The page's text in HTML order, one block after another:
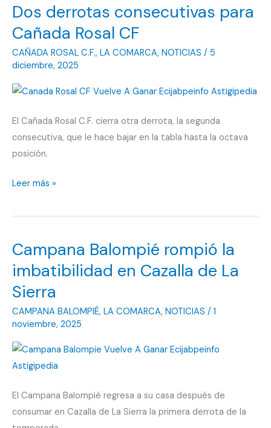
este
sábado
Cazalla
la
Dos derrotas consecutivas para
Cañada Rosal CF
CAÑADA ROSAL C.F., LA COMARCA, NOTICIAS / 5
diciembre, 2025
El Cañada Rosal C.F. cierra otra derrota, la segunda
consecutiva, que le hace bajar en la tabla hasta la octava
posición.
Dos
consecutivas
Cañada
Rosal
Leer más »
Campana Balompié rompió la
imbatibilidad en Cazalla de La
Sierra
CAMPANA BALOMPIÉ, LA COMARCA, NOTICIAS / 1
noviembre, 2025
El Campana Balompié regresa a su casa después de
consumar en Cazalla de La Sierra la primera derrota de la